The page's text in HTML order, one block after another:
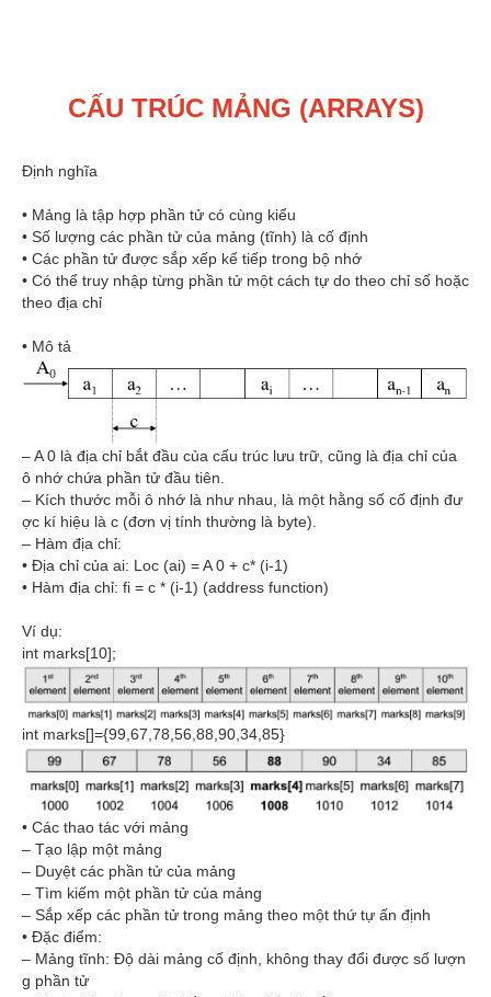
CẤU TRÚC MẢNG (ARRAYS)
Định nghĩa
• Mảng là tập hợp phần tử có cùng kiểu
• Số lượng các phần tử của mảng (tĩnh) là cố định
• Các phần tử được sắp xếp kế tiếp trong bộ nhớ
• Có thể truy nhập từng phần tử một cách tự do theo chỉ số hoặc
theo địa chỉ
• Mô tả
– A 0 là địa chỉ bắt đầu của cấu trúc lưu trữ, cũng là địa chỉ của
ô nhớ chứa phần tử đầu tiên.
– Kích thước mỗi ô nhớ là như nhau, là một hằng số cố định đư
ợc kí hiệu là c (đơn vị tính thường là byte).
– Hàm địa chỉ:
• Địa chỉ của ai: Loc (ai) = A 0 + c* (i-1)
• Hàm địa chỉ: fi = c * (i-1) (address function)
Ví dụ:
int marks[10];
int marks[]={99,67,78,56,88,90,34,85}
• Các thao tác với mảng
– Tạo lập một mảng
– Duyệt các phần tử của mảng
– Tìm kiếm một phần tử của mảng
– Sắp xếp các phần tử trong mảng theo một thứ tự ấn định
• Đặc điểm:
– Mảng tĩnh: Độ dài mảng cố định, không thay đổi được số lượn
g phần tử